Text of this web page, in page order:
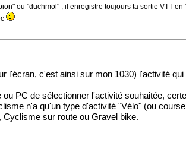
ou "duchmol" , il enregistre toujours ta sortie VTT en
l'écran, c'est ainsi sur mon 1030) l'activité
PC de sélectionner l'activité souhaitée,
n'a qu'un type d'activité "Vélo" (ou
Cyclisme sur route ou Gravel bike.